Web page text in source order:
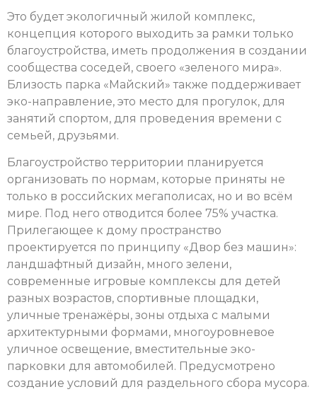
Это будет экологичный жилой комплекс,
концепция которого выходить за рамки только
благоустройства, иметь продолжения в создании
сообщества соседей, своего «зеленого мира».
Близость парка «Майский» также поддерживает
эко-направление, это место для прогулок, для
занятий спортом, для проведения времени с
семьей, друзьями.
Благоустройство территории планируется
организовать по нормам, которые приняты не
только в российских мегаполисах, но и во всём
мире. Под него отводится более 75% участка.
Прилегающее к дому пространство
проектируется по принципу «Двор без машин»:
ландшафтный дизайн, много зелени,
современные игровые комплексы для детей
разных возрастов, спортивные площадки,
уличные тренажёры, зоны отдыха с малыми
архитектурными формами, многоуровневое
уличное освещение, вместительные эко-
парковки для автомобилей. Предусмотрено
создание условий для раздельного сбора мусора.